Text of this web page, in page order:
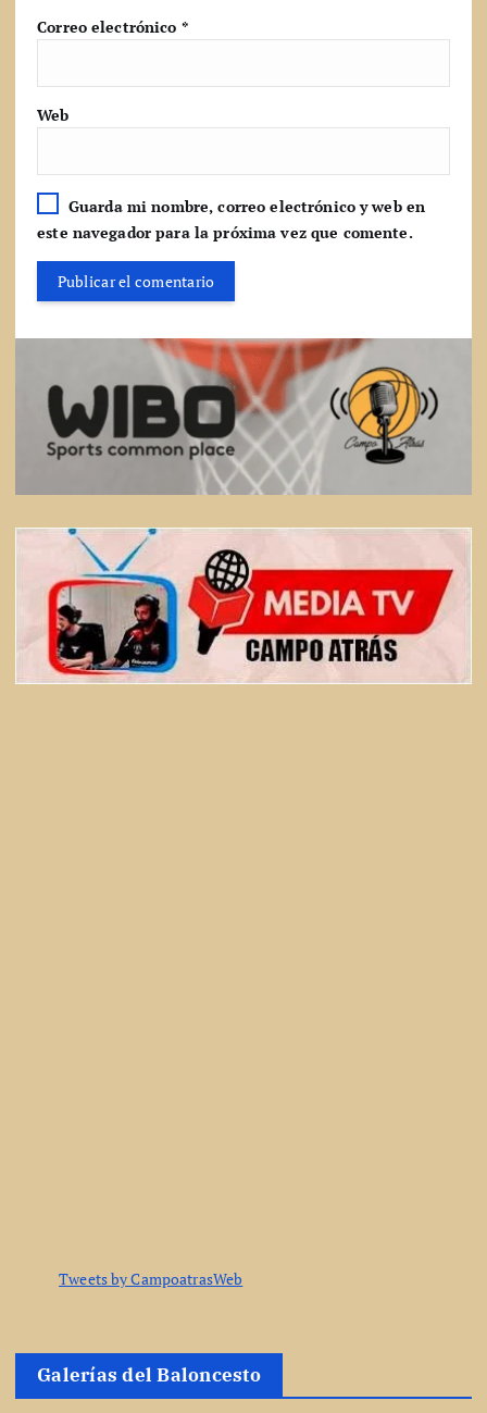
Correo electrónico *
Web
Guarda mi nombre, correo electrónico y web en
este navegador para la próxima vez que comente.
Tweets by CampoatrasWeb
Galerías del Baloncesto